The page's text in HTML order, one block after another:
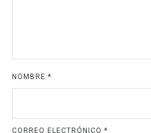
NOMBRE *
CORREO ELECTRÓNICO *